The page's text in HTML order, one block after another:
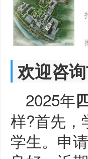
欢迎咨
2025年
样?首先，
学生。申